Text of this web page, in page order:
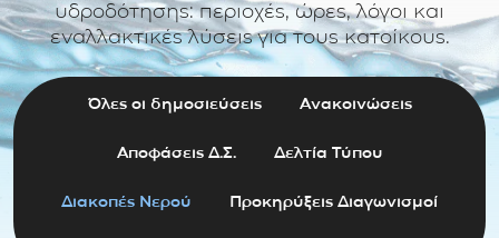
υδροδότησης: περιοχές, ώρες, λόγοι και
εναλλακτικές λύσεις για τους κατοίκους.
Όλες οι δημοσιεύσεις Ανακοινώσεις
Αποφάσεις Δ.Σ. Δελτία Τύπου
Διακοπές Νερού Προκηρύξεις Διαγωνισμοί